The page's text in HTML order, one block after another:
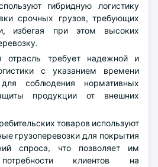
гибридную логистику
срочных грузов, требующих
избегая при этом высоких
отрасль требует надежной и
с указанием времени
для соблюдения нормативных
продукции от внешних
товаров используют
грузоперевозки для покрытия
спроса, что позволяет им
потребности клиентов на